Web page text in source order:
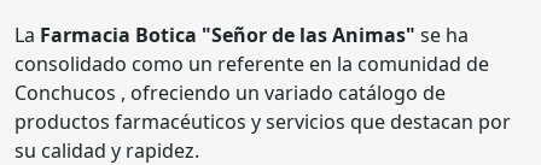
La Farmacia Botica "Señor de las Animas" se ha
consolidado como un referente en la comunidad de
Conchucos , ofreciendo un variado catálogo de
productos farmacéuticos y servicios que destacan por
su calidad y rapidez.